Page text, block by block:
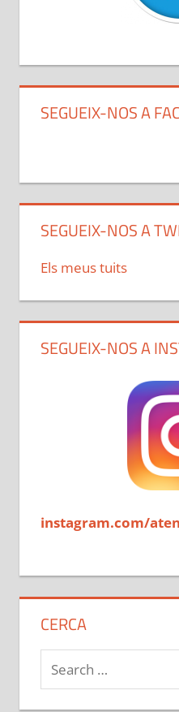
SEGUEIX-NOS A
SEGUEIX-NOS A
Els meus tuits
SEGUEIX-NOS A
instagram.com/
CERCA
Search
for: